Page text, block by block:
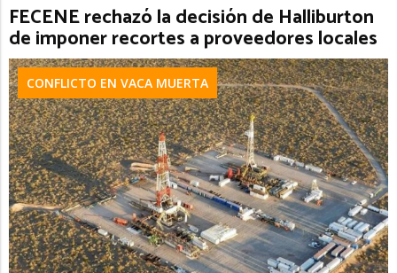
FECENE rechazó la decisión de Halliburton
de imponer recortes a proveedores locales
CONFLICTO EN VACA MUERTA